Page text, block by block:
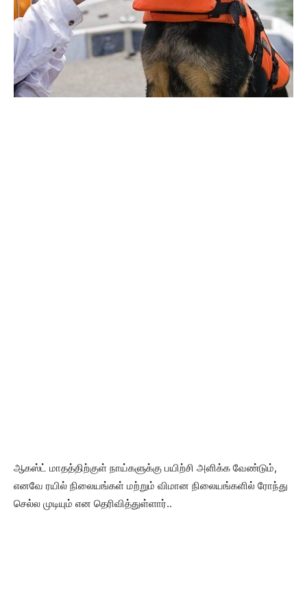
ஆகஸ்ட் மாதத்திற்குள் நாய்களுக்கு பயிற்சி அளிக்க வேண்டும்,
எனவே ரயில் நிலையங்கள் மற்றும் விமான நிலையங்களில் ரோந்து
செல்ல முடியும் என தெரிவித்துள்ளார்..